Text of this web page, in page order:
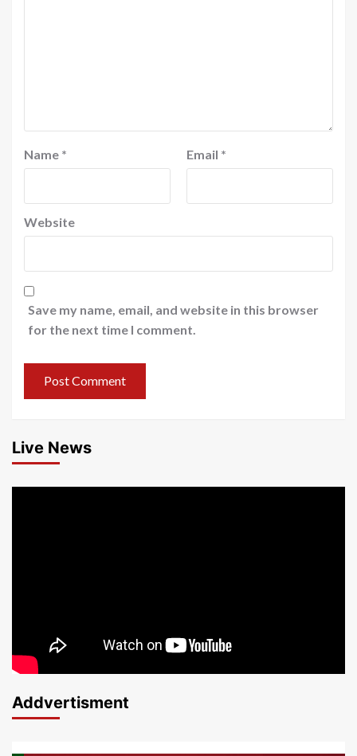
Name * Email *
Website
Save my name, email, and website in this browser
for the next time I comment.
Live News
Addvertisment